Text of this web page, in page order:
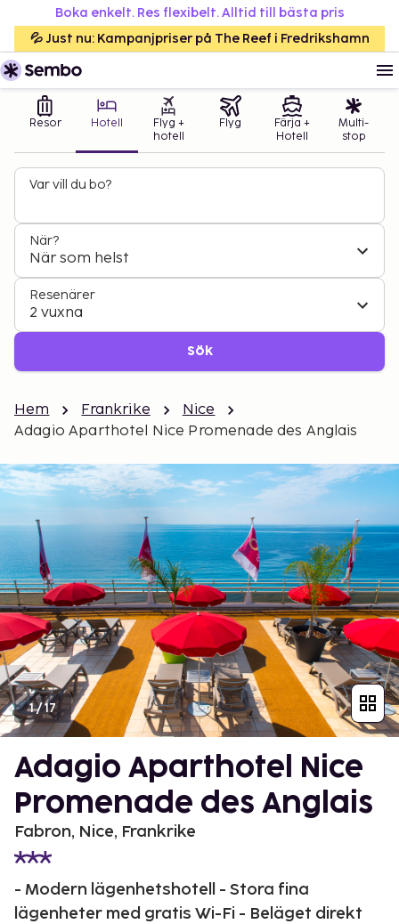
Boka enkelt. Res flexibelt. Alltid till bästa pris
💦 Just nu: Kampanjpriser på The Reef i Fredrikshamn
Resor Hotell
Flyg +
hotell
Flyg
Färja +
Hotell
Multi-
stop
Var vill du bo?
När?
När som helst
Resenärer
2 vuxna
Sök
Hem Frankrike
Nice
Adagio Aparthotel Nice Promenade des Anglais
1/17
Adagio Aparthotel Nice
Promenade des Anglais
Fabron, Nice, Frankrike
- Modern lägenhetshotell - Stora fina
lägenheter med gratis Wi-Fi - Beläget direkt